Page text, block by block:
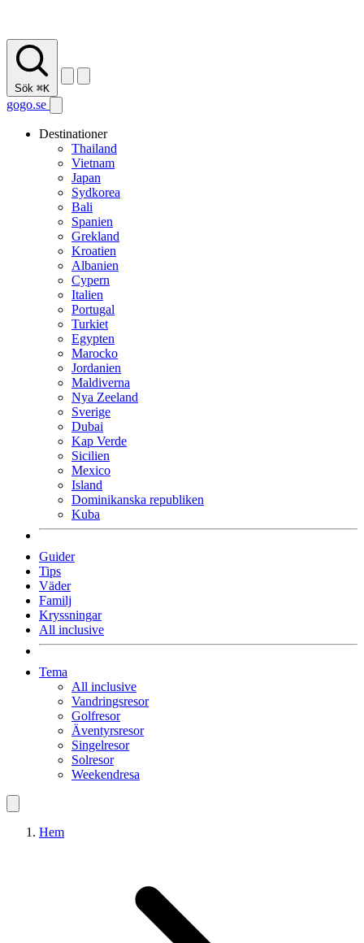
Sök ⌘K
gogo.se
Destinationer
Thailand
Vietnam
Japan
Sydkorea
Bali
Spanien
Grekland
Kroatien
Albanien
Cypern
Italien
Portugal
Turkiet
Egypten
Marocko
Jordanien
Maldiverna
Nya Zeeland
Sverige
Dubai
Kap Verde
Sicilien
Mexico
Island
Dominikanska republiken
Kuba
Guider
Tips
Väder
Familj
Kryssningar
All inclusive
Tema
All inclusive
Vandringsresor
Golfresor
Äventyrsresor
Singelresor
Solresor
Weekendresa
Hem